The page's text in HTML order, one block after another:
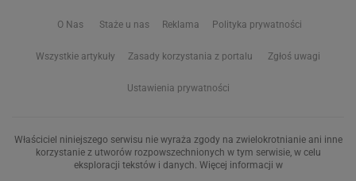
O Nas Staże u nas Reklama Polityka prywatności
Wszystkie artykuły Zasady korzystania z portalu Zgłoś uwagi
Ustawienia prywatności
Właściciel niniejszego serwisu nie wyraża zgody na zwielokrotnianie ani inne
korzystanie z utworów rozpowszechnionych w tym serwisie, w celu
eksploracji tekstów i danych. Więcej informacji w